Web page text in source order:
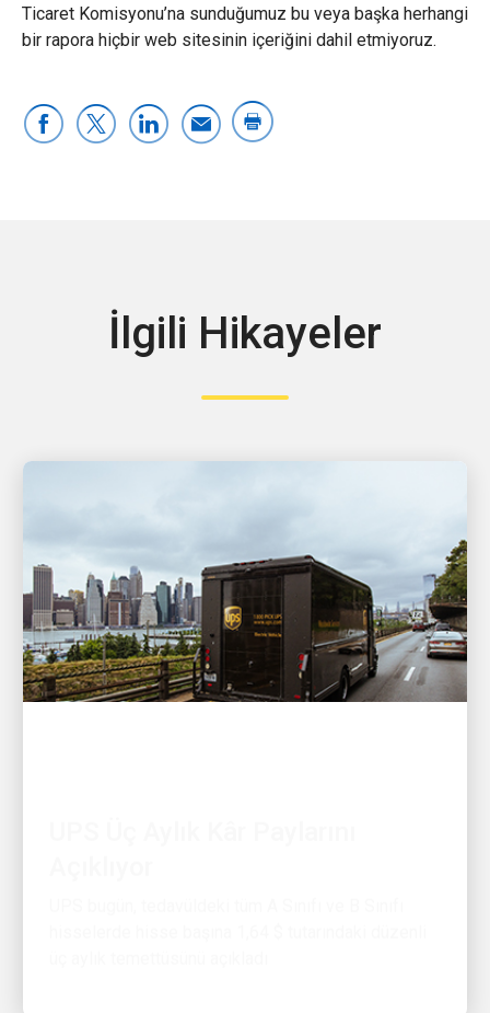
Ticaret Komisyonu’na sunduğumuz bu veya başka herhangi
bir rapora hiçbir web sitesinin içeriğini dahil etmiyoruz.
İlgili Hikayeler